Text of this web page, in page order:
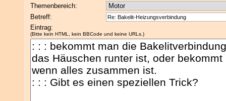
Themenbereich:
Betreff:
Eintrag:
(Bitte kein HTML, kein BBCode und keine URLs.)